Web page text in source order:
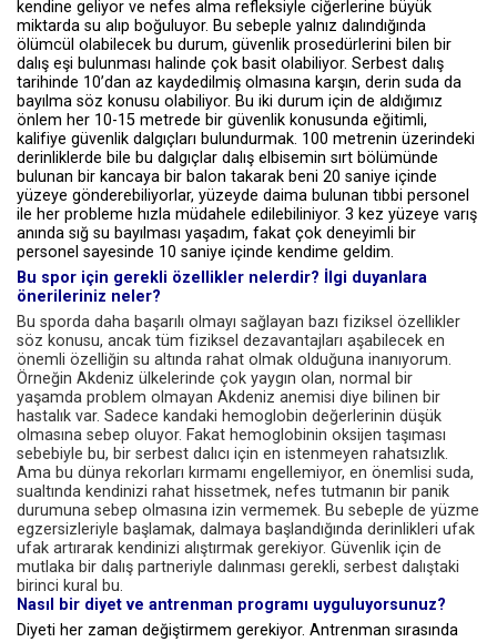
kendine geliyor ve nefes alma refleksiyle ciğerlerine büyük
miktarda su alıp boğuluyor. Bu sebeple yalnız dalındığında
ölümcül olabilecek bu durum, güvenlik prosedürlerini bilen bir
dalış eşi bulunması halinde çok basit olabiliyor. Serbest dalış
tarihinde 10’dan az kaydedilmiş olmasına karşın, derin suda da
bayılma söz konusu olabiliyor. Bu iki durum için de aldığımız
önlem her 10-15 metrede bir güvenlik konusunda eğitimli,
kalifiye güvenlik dalgıçları bulundurmak. 100 metrenin üzerindeki
derinliklerde bile bu dalgıçlar dalış elbisemin sırt bölümünde
bulunan bir kancaya bir balon takarak beni 20 saniye içinde
yüzeye gönderebiliyorlar, yüzeyde daima bulunan tıbbi personel
ile her probleme hızla müdahele edilebiliniyor. 3 kez yüzeye varış
anında sığ su bayılması yaşadım, fakat çok deneyimli bir
personel sayesinde 10 saniye içinde kendime geldim.
Bu spor için gerekli özellikler nelerdir? İlgi duyanlara
önerileriniz neler?
Bu sporda daha başarılı olmayı sağlayan bazı fiziksel özellikler
söz konusu, ancak tüm fiziksel dezavantajları aşabilecek en
önemli özelliğin su altında rahat olmak olduğuna inanıyorum.
Örneğin Akdeniz ülkelerinde çok yaygın olan, normal bir
yaşamda problem olmayan Akdeniz anemisi diye bilinen bir
hastalık var. Sadece kandaki hemoglobin değerlerinin düşük
olmasına sebep oluyor. Fakat hemoglobinin oksijen taşıması
sebebiyle bu, bir serbest dalıcı için en istenmeyen rahatsızlık.
Ama bu dünya rekorları kırmamı engellemiyor, en önemlisi suda,
sualtında kendinizi rahat hissetmek, nefes tutmanın bir panik
durumuna sebep olmasına izin vermemek. Bu sebeple de yüzme
egzersizleriyle başlamak, dalmaya başlandığında derinlikleri ufak
ufak artırarak kendinizi alıştırmak gerekiyor. Güvenlik için de
mutlaka bir dalış partneriyle dalınması gerekli, serbest dalıştaki
birinci kural bu.
Nasıl bir diyet ve antrenman programı uyguluyorsunuz?
Diyeti her zaman değiştirmem gerekiyor. Antrenman sırasında